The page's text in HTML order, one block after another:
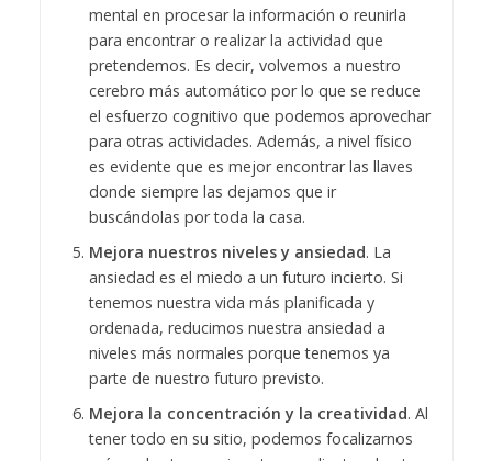
mental en procesar la información o reunirla
para encontrar o realizar la actividad que
pretendemos. Es decir, volvemos a nuestro
cerebro más automático por lo que se reduce
el esfuerzo cognitivo que podemos aprovechar
para otras actividades. Además, a nivel físico
es evidente que es mejor encontrar las llaves
donde siempre las dejamos que ir
buscándolas por toda la casa.
Mejora nuestros niveles y ansiedad. La
ansiedad es el miedo a un futuro incierto. Si
tenemos nuestra vida más planificada y
ordenada, reducimos nuestra ansiedad a
niveles más normales porque tenemos ya
parte de nuestro futuro previsto.
Mejora la concentración y la creatividad. Al
tener todo en su sitio, podemos focalizarnos